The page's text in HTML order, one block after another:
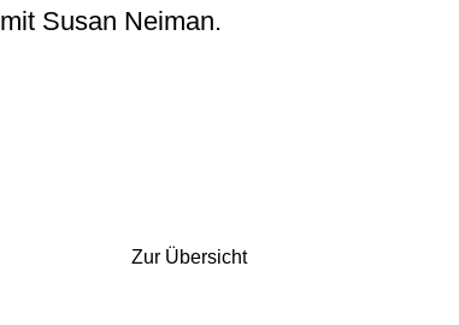
Susan Neiman.
Zur Übersicht